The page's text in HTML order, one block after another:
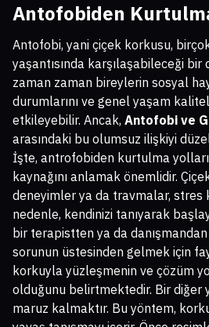
Antofobiden
Antofobi, yani çiçek korkusu,
yaşantısında karşılaşabileceği
zaman zaman bireylerin sosyal
durumlarını ve genel yaşam
etkileyebilir. Ancak, Antofobi ve
arasındaki bu olumsuz ilişkiyi
İşte, antrofobiden kurtulma
kaynağını anlamak önemlidir.
deneyimler ya da travmalar, stres
nedenle, kendinizi tanıyarak
bir terapistten ya da
sorunun üstesinden gelmek için
korkuyla yüzleşmenin ve çözüm
olduğunu belirtmektedir. Bir diğer
maruz kalmaktır. Bu yöntem,